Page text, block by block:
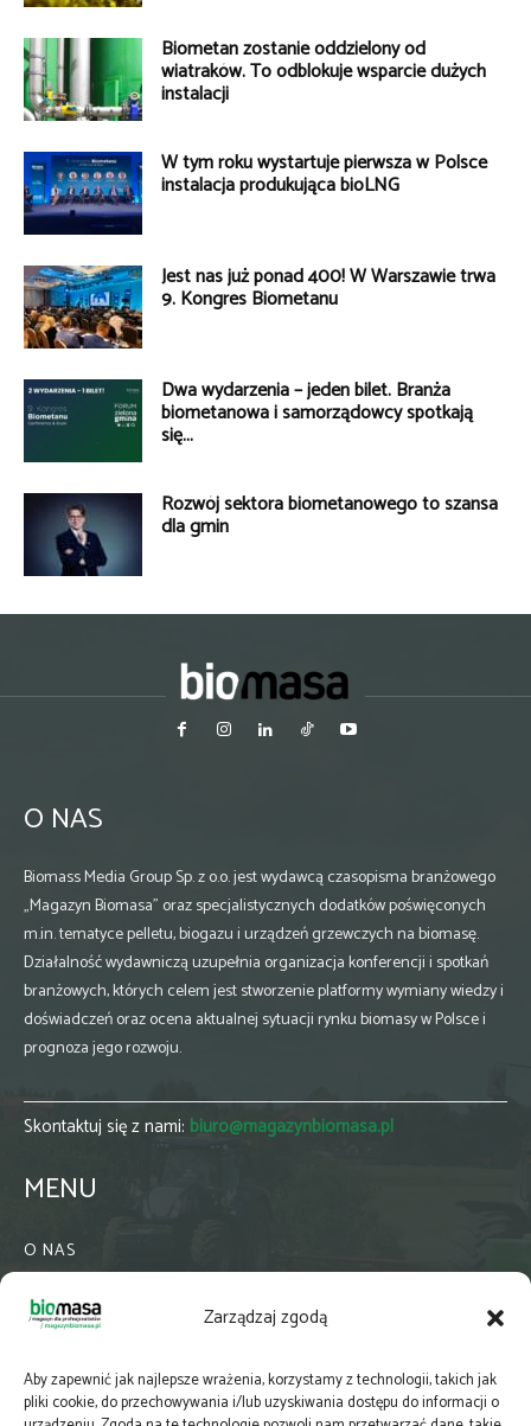
Zarządzaj zgodą
Aby zapewnić jak najlepsze wrażenia, korzystamy z technologii, takich jak
pliki cookie, do przechowywania i/lub uzyskiwania dostępu do informacji o
Biometan zostanie oddzielony od
wiatraków. To odblokuje wsparcie dużych
instalacji
W tym roku wystartuje pierwsza w Polsce
instalacja produkująca bioLNG
Jest nas już ponad 400! W Warszawie trwa
9. Kongres Biometanu
Dwa wydarzenia – jeden bilet. Branża
biometanowa i samorządowcy spotkają
się...
Rozwój sektora biometanowego to szansa
dla gmin
O NAS
Biomass Media Group Sp. z o.o. jest wydawcą czasopisma branżowego
„Magazyn Biomasa” oraz specjalistycznych dodatków poświęconych
m.in. tematyce pelletu, biogazu i urządzeń grzewczych na biomasę.
Działalność wydawniczą uzupełnia organizacja konferencji i spotkań
branżowych, których celem jest stworzenie platformy wymiany wiedzy i
doświadczeń oraz ocena aktualnej sytuacji rynku biomasy w Polsce i
prognoza jego rozwoju.
Skontaktuj się z nami: biuro@magazynbiomasa.pl
MENU
O NAS
WSPÓŁPRACA
PRENUMERATA